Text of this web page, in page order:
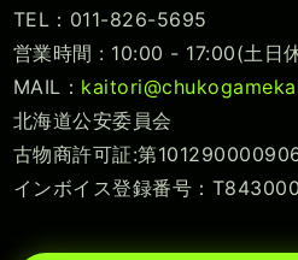
TEL：011-826-5695
営業時間 : 10:00 - 17:00(土日休
MAIL：
北海道公安委員会
古物商許可証:第
インボイス登録番号：